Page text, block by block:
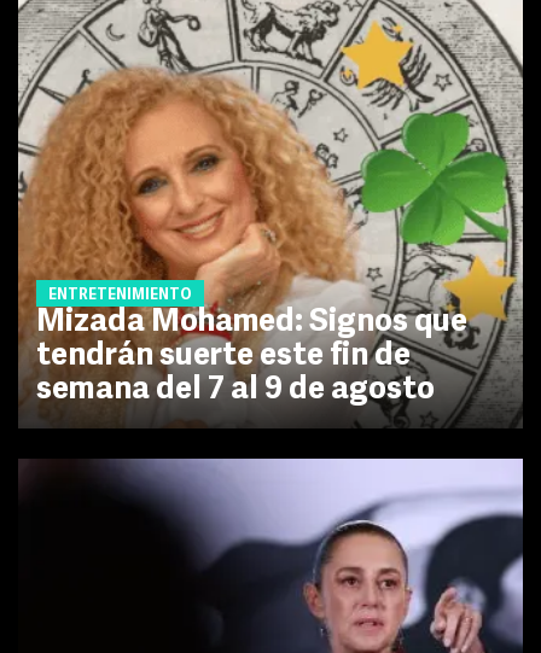
ENTRETENIMIENTO
Mizada Mohamed: Signos que
tendrán suerte este fin de
semana del 7 al 9 de agosto